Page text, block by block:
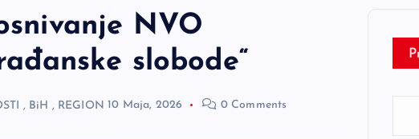
NVO
slobode“
, BiH , REGION 10 Maja, 2026 0 Comments